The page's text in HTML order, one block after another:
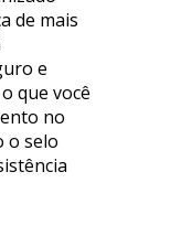
de mais
e
que você
no
o selo